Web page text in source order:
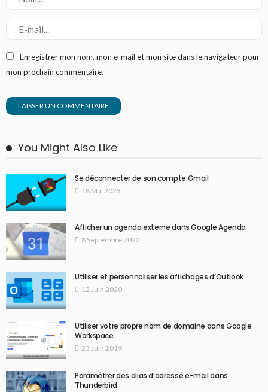
Enregistrer mon nom, mon e-mail et mon site dans le navigateur pour
mon prochain commentaire.
You Might Also Like
Se déconnecter de son compte Gmail
18 Mai 2023
Afficher un agenda externe dans Google Agenda
8 Septembre 2022
Utiliser et personnaliser les affichages d’Outlook
12 Juin 2020
Utiliser votre propre nom de domaine dans Google
Workspace
23 Juin 2019
Paramétrer des alias d’adresse e-mail dans
Thunderbird